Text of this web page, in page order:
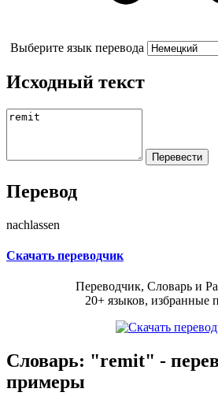
Выберите язык перевода
Исходный текст
Перевод
nachlassen
Скачать переводчик
Переводчик, Словарь и
20+ языков, избранные
Словарь: "remit" -
примеры